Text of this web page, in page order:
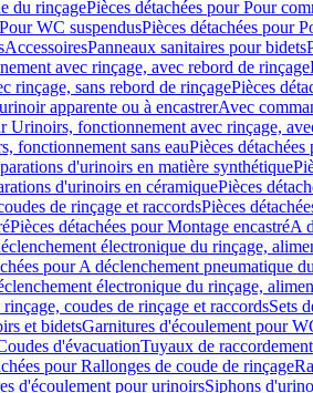
du rinçagePièces détachées pour Pour
Pour WC suspendusPièces détachées pour
AccessoiresPanneaux sanitaires pour bidets
avec rinçage, avec rebord de rinçage
rinçage, sans rebord de rinçagePièces
apparente ou à encastrerAvec
Urinoirs, fonctionnement avec rinçage,
fonctionnement sans eauPièces
d'urinoirs en matière synthétique
d'urinoirs en céramiquePièces
de rinçage et raccordsPièces
Pièces détachées pour Montage encastréA
électronique du rinçage,
pour A déclenchement pneumatique
électronique du rinçage,
rinçage, coudes de rinçage et raccordsSets
et bidetsGarnitures d'écoulement pour
d'évacuationTuyaux de raccordement
pour Rallonges de coude de rinçage
d'écoulement pour urinoirsSiphons